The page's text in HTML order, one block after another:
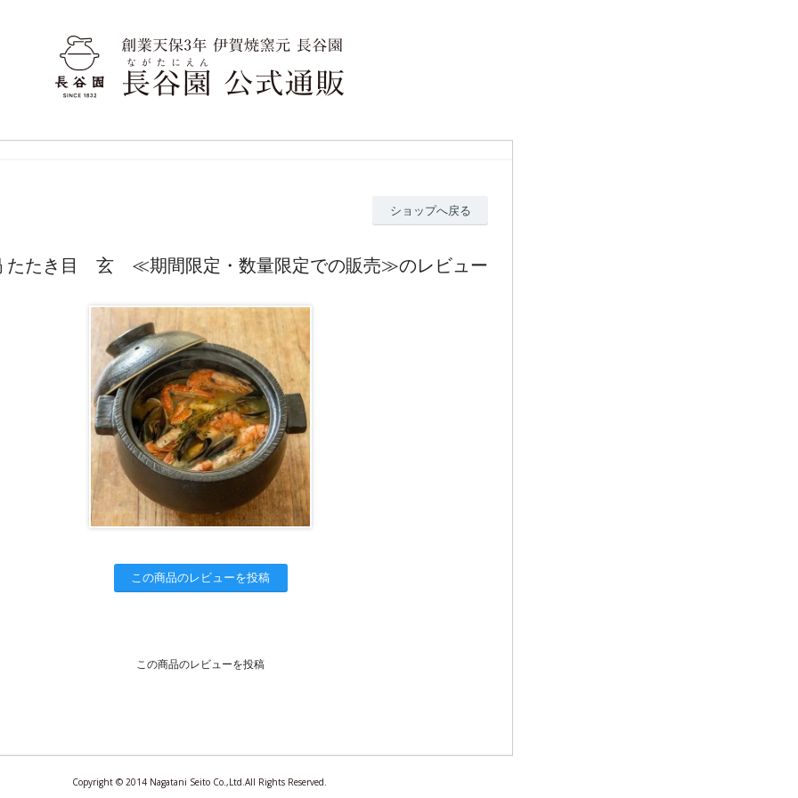
ショップへ戻る
たたき目 玄 ≪期間限定・数量限定での販売≫のレビュー
この商品のレビューを投稿
この商品のレビューを投稿
Copyright © 2014 Nagatani Seito Co.,Ltd.All Rights Reserved.